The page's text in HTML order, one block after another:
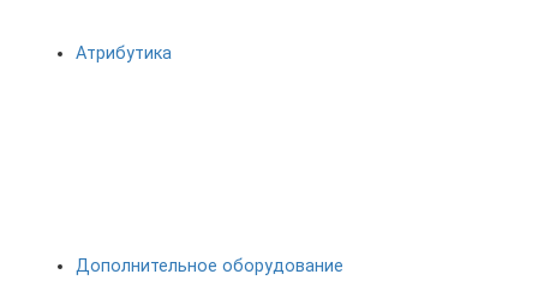
Атрибутика
Дополнительное оборудование